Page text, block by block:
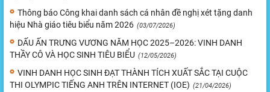
Thông báo Công khai danh sách cá nhân đề nghị xét tặng danh
hiệu Nhà giáo tiêu biểu năm 2026 (03/07/2026)
DẤU ẤN TRƯNG VƯƠNG NĂM HỌC 2025–2026: VINH DANH
THẦY CÔ VÀ HỌC SINH TIÊU BIỂU (12/05/2026)
VINH DANH HỌC SINH ĐẠT THÀNH TÍCH XUẤT SẮC TẠI CUỘC
THI OLYMPIC TIẾNG ANH TRÊN INTERNET (IOE) (21/04/2026)